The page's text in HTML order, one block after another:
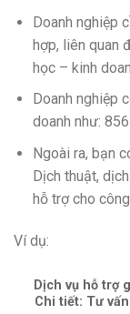
Doanh nghiệp
hợp, liên quan
học – kinh
Doanh nghiệp
doanh như:
Ngoài ra, bạn
Dịch thuật,
hỗ trợ cho
Ví dụ:
Dịch vụ hỗ trợ
Chi tiết: Tư